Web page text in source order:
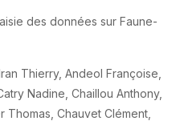
des données sur Faune-
Thierry, Andeol Françoise,
Nadine, Chaillou Anthony,
Chauvet Clément,